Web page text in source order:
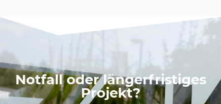
Notfall oder längerfristiges
Projekt?